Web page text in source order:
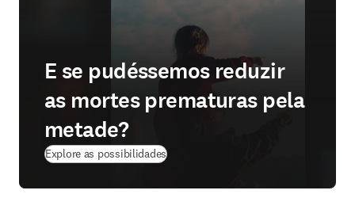
E se pudéssemos reduzir
as mortes prematuras pela
metade?
Explore as possibilidades(